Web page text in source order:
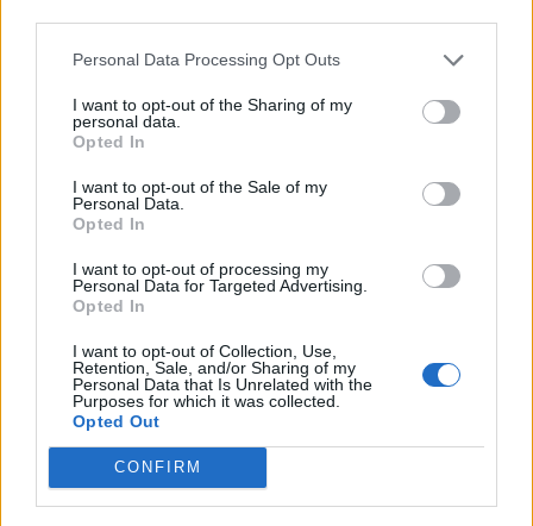
Personal Data Processing Opt Outs
I want to opt-out of the Sharing of my
personal data.
Opted In
I want to opt-out of the Sale of my
Personal Data.
Opted In
I want to opt-out of processing my
Personal Data for Targeted Advertising.
Opted In
I want to opt-out of Collection, Use,
Retention, Sale, and/or Sharing of my
Personal Data that Is Unrelated with the
Purposes for which it was collected.
Opted Out
CONFIRM
összességében jobb kimenethez vezetnek. Az igaz, hogy
némi kellemetlenséggel is járnak. Az
KASZA ELLIOTT-TAL
Clorox Company - elemzés
mert 48 éves osztalékemelési múltja van, és 2025 végén
úgy láttam, hogy jó áron meg tudom venni ezt a majdnem
Kevesebb alkoholt iszunk, mint a régió, a
következmények terén viszont az élbolyban
Lehet, hogy nem azok isznak a legtöbbet, akikről a
statisztikák ezt állítják - és az sem biztos, hogy a kevesebb
elfogyasztott alkohol kisebb társadalmi kárral... The post
Kevesebb alkoholt iszunk
HOLDBLOG
Feltöri a kriptót az AI?
Az AI néhány óra alatt megtalálhat olyan szoftverhibákat,